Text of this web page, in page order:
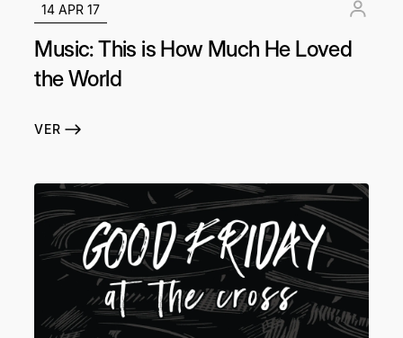
14 APR 17
Music: This is How Much He Loved
the World
VER